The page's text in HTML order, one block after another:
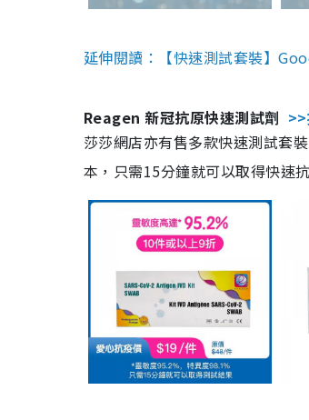
延伸閱讀：【快速測試套裝】
Reagen 新冠抗原快速測試劑
莎莎網店亦有售多款快速測試套
本，只需15分鐘就可以取得快速